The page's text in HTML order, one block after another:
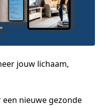
jouw lichaam,
een nieuwe gezonde